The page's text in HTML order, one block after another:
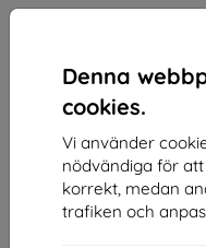
Denna
cookies.
Vi använder
nödvändiga för
korrekt, medan
trafiken och
Shield-SK s.r.o.
Organisationsnummer: